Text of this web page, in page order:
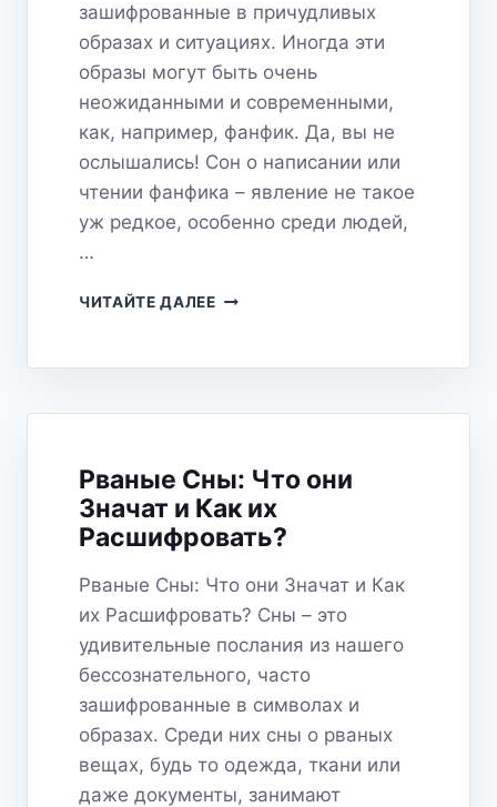
зашифрованные в причудливых
образах и ситуациях. Иногда эти
образы могут быть очень
неожиданными и современными,
как, например, фанфик. Да, вы не
ослышались! Сон о написании или
чтении фанфика – явление не такое
уж редкое, особенно среди людей,
…
ЧИТАЙТЕ ДАЛЕЕФАНФИК
ТВОРЧЕСТВО
ИЛИ
РЕАЛЬНОСТИ?
Рваные Сны: Что они
Значат и Как их
Расшифровать?
Рваные Сны: Что они Значат и Как
их Расшифровать? Сны – это
удивительные послания из нашего
бессознательного, часто
зашифрованные в символах и
образах. Среди них сны о рваных
вещах, будь то одежда, ткани или
даже документы, занимают